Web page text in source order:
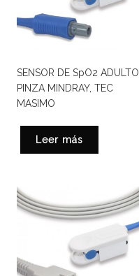
SENSOR DE SpO2 ADULTO
PINZA MINDRAY, TEC
MASIMO
Leer más